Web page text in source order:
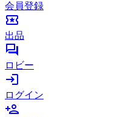
会員登録
local_activity
出品
forum
ロビー
login
ログイン
person_add